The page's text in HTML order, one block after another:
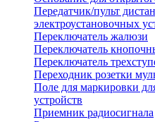
Передатчик/пульт
электроустановочных
Переключатель жалюзи
Переключатель
Переключатель
Переходник розетки
Поле для маркировки
устройств
Приемник радиосигнала